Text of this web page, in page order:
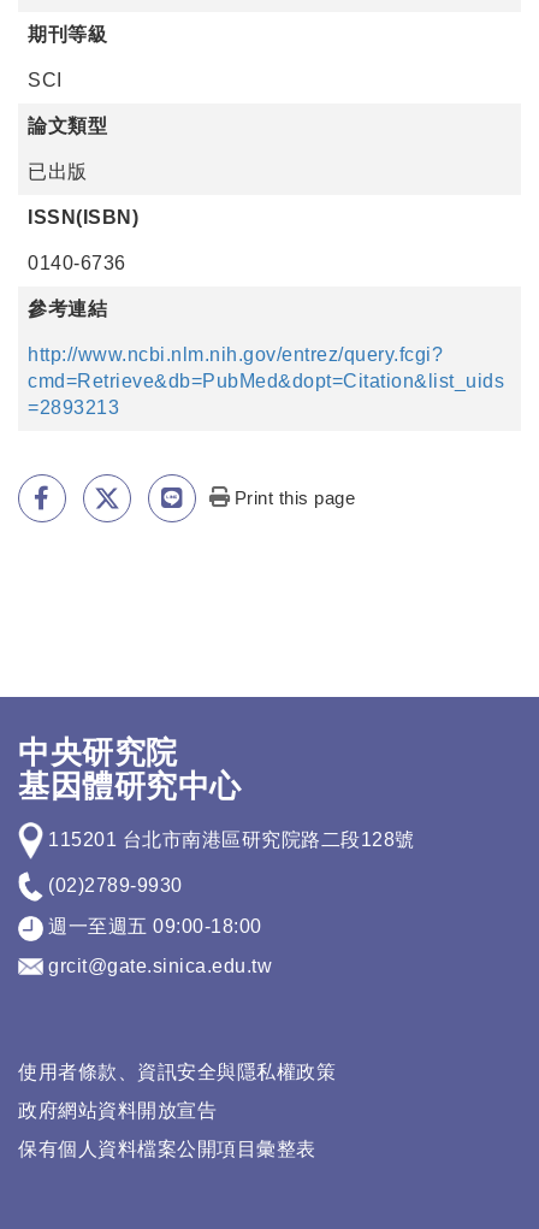
期刊等級
SCI
論文類型
已出版
ISSN(ISBN)
0140-6736
參考連結
http://www.ncbi.nlm.nih.gov/entrez/query.fcgi?
cmd=Retrieve&db=PubMed&dopt=Citation&list_uids
=2893213
Print this page
中央研究院
基因體研究中心
115201 台北市南港區研究院路二段128號
(02)2789-9930
週一至週五 09:00-18:00
grcit@gate.sinica.edu.tw
使用者條款、資訊安全與隱私權政策
政府網站資料開放宣告
保有個人資料檔案公開項目彙整表